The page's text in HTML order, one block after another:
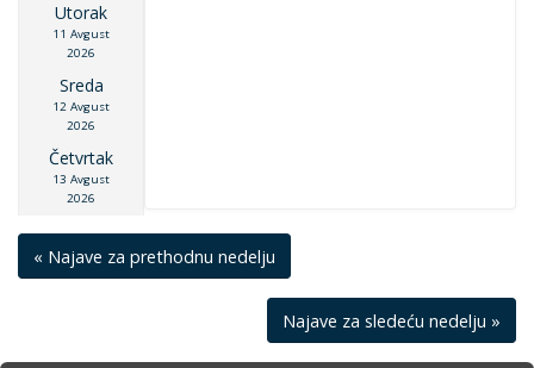
Utorak
11 Avgust
2026
Sreda
12 Avgust
2026
Četvrtak
13 Avgust
2026
« Najave za prethodnu nedelju
Najave za sledeću nedelju »